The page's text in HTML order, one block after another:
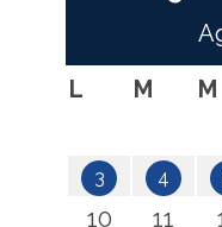
L
M M
3 4
10
11